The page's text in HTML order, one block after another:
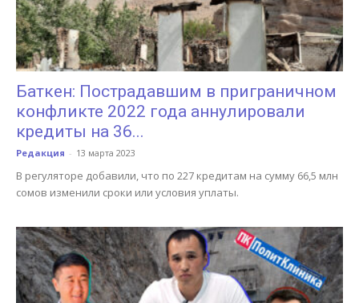
Баткен: Пострадавшим в приграничном
конфликте 2022 года аннулировали
кредиты на 36...
Редакция - 13 марта 2023
В регуляторе добавили, что по 227 кредитам на сумму 66,5 млн
сомов изменили сроки или условия уплаты.